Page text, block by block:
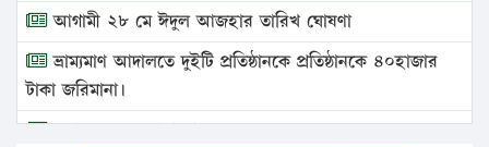
আগামী ২৮ মে ঈদুল আজহার তারিখ ঘোষণা
ভ্রাম্যমাণ আদালতে দুইটি প্রতিষ্ঠানকে প্রতিষ্ঠানকে ৪০হাজার
টাকা জরিমানা।
এবার লঞ্চের ভাড়া বাড়ল